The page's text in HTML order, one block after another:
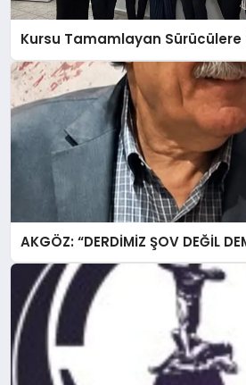
Kursu Tamamlayan Sürücülere
AKGÖZ: “DERDİMİZ ŞOV DEĞİL